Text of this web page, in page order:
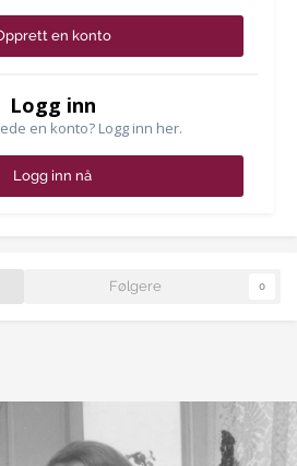
en konto
Logg inn
en konto? Logg inn her.
Logg inn nå
Følgere 0